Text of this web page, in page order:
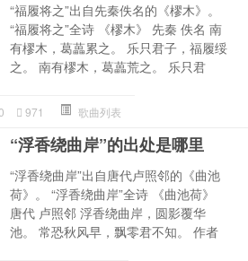
“福履将之”出自先秦佚名的《樛木》。
“福履将之”全诗 《樛木》 先秦 佚名 南
有樛木，葛藟累之。 乐只君子，福履绥
之。 南有樛木，葛藟荒之。 乐只君
971 歌曲列表
“浮香绕曲岸”的出处是哪里
“浮香绕曲岸”出自唐代卢照邻的《曲池
荷》。 “浮香绕曲岸”全诗 《曲池荷》
唐代 卢照邻 浮香绕曲岸，圆影覆华
池。 常恐秋风早，飘零君不知。 作者